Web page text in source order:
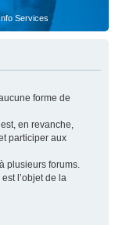
Services
forme de
en revanche,
participer aux
plusieurs forums.
l’objet de la